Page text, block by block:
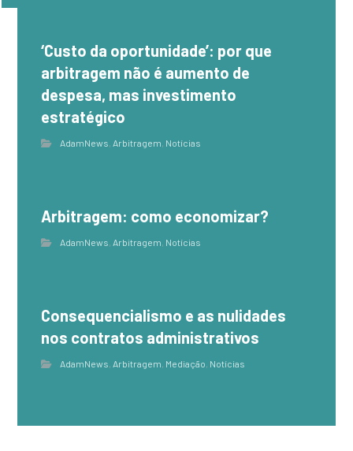
‘Custo da oportunidade’: por que
arbitragem não é aumento de
despesa, mas investimento
estratégico
AdamNews, Arbitragem, Notícias
Arbitragem: como economizar?
AdamNews, Arbitragem, Notícias
Consequencialismo e as nulidades
nos contratos administrativos
AdamNews, Arbitragem, Mediação, Notícias